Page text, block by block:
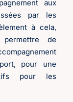
aux
par les
à cela,
de
pour une
pour les